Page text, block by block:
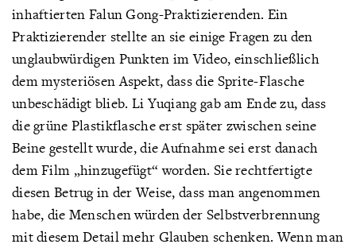
inhaftierten Falun Gong-Praktizierenden. Ein
Praktizierender stellte an sie einige Fragen zu den
unglaubwürdigen Punkten im Video, einschließlich
dem mysteriösen Aspekt, dass die Sprite-Flasche
unbeschädigt blieb. Li Yuqiang gab am Ende zu, dass
die grüne Plastikflasche erst später zwischen seine
Beine gestellt wurde, die Aufnahme sei erst danach
dem Film „hinzugefügt“ worden. Sie rechtfertigte
diesen Betrug in der Weise, dass man angenommen
habe, die Menschen würden der Selbstverbrennung
mit diesem Detail mehr Glauben schenken. Wenn man